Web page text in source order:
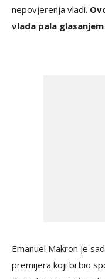
nepovjerenja vladi.
vlada pala
Emanuel Makron je
premijera koji bi bio